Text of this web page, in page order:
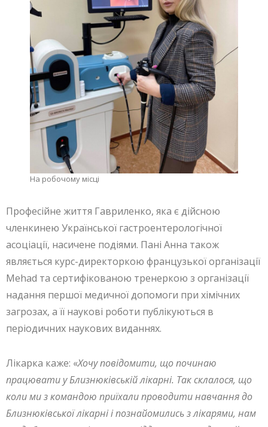
На робочому місці
Професійне життя Гавриленко, яка є дійсною
членкинею Української гастроентерологічної
асоціації, насичене подіями. Пані Анна також
являється курс-директоркою французької організації
Mehad та сертифікованою тренеркою з організації
надання першої медичної допомоги при хімічних
загрозах, а її наукові роботи публікуються в
періодичних наукових виданнях.
Лікарка каже: «Хочу повідомити, що починаю
працювати у Близнюківській лікарні. Так склалося, що
коли ми з командою приїхали проводити навчання до
Близнюківської лікарні і познайомились з лікарями, нам